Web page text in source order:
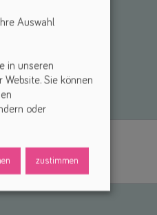
Auswahl
in unseren
Sie können
oder
zustimmen